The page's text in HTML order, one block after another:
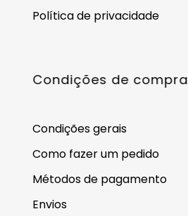
Política de privacidade
Condições de compra
Condições gerais
Como fazer um pedido
Métodos de pagamento
Envios